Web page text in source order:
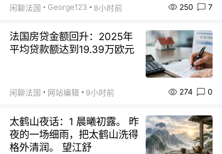
闲聊法国 George123 8小时前 250 7
法国房贷金额回升：2025年
平均贷款额达到19.39万欧元
闲聊法国 网站编辑 9小时前 274 0
太鹤山夜话：1 晨曦初露。 昨
夜的一场细雨，把太鹤山洗得
格外清润。 望江舒